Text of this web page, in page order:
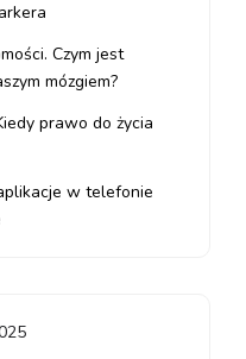
Czym jest
mózgiem?
prawo do życia
w telefonie